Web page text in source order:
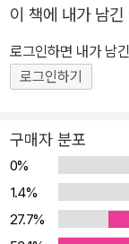
나게 됩니다. 이때
들이 자기만 쳐다본
들에게 놀림을 받거
링링처럼 발표하는
어하는지 스스로 털
움을 이겨 내고 발표
니다. 아이는 누구보
이 책에 내가 남긴
로그인하면 내가 남
로그인하기
구매자 분포
0%
1.4%
27.7%